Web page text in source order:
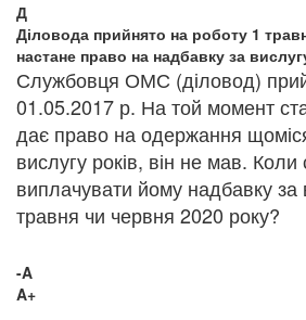
Д
Діловода прийнято на роботу 1
настане право на надбавку за
Службовця ОМС (діловод)
01.05.2017 р. На той момент
дає право на одержання
вислугу років, він не мав. Коли
виплачувати йому надбавку за
травня чи червня 2020 року?
-A
A+